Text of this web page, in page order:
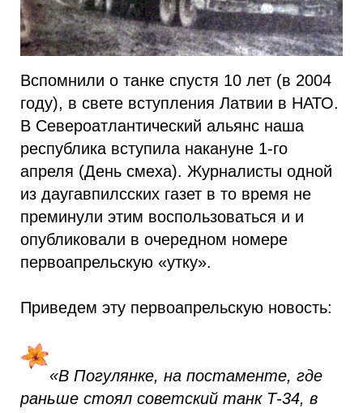
Вспомнили о танке спустя 10 лет (в 2004
году), в свете вступления Латвии в НАТО.
В Североатлантический альянс наша
республика вступила накануне 1-го
апреля (День смеха). Журналисты одной
из даугавпилсских газет в то время не
преминули этим воспользоваться и и
опубликовали в очередном номере
первоапрельскую «утку».
Приведем эту первоапрельскую новость:
«В Погулянке, на постаменте, где
раньше стоял советский танк Т-34, в